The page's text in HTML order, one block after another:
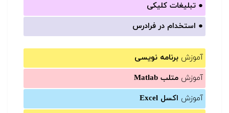
● تبلیغات کلیکی
● استخدام در فرادرس
آموزش برنامه نویسی
آموزش متلب Matlab
آموزش اکسل Excel